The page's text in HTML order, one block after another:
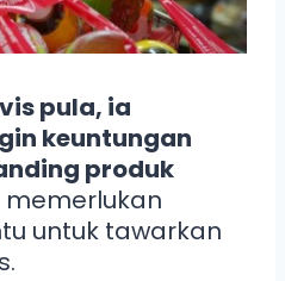
pula, ia
keuntungan
produk
memerlukan
untuk tawarkan